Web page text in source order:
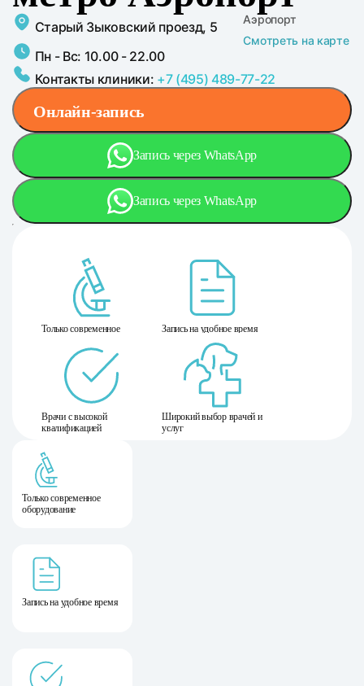
Старый Зыковский проезд, 5
Аэропорт
Смотреть на карте
Пн - Вс: 10.00 - 22.00
Контакты клиники: +7 (495) 489-77-22
Онлайн-запись
Запись через WhatsApp
Запись через WhatsApp
Только современное
Запись на удобное время
Врачи с высокой
квалификацией
Широкий выбор врачей и
услуг
Только современное
оборудование
Запись на удобное время